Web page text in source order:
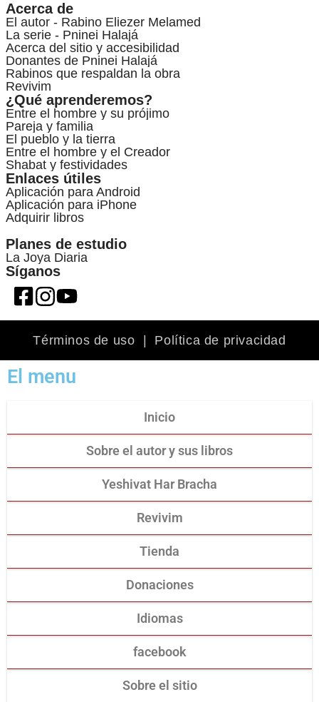
Acerca de
El autor - Rabino Eliezer Melamed
La serie - Pninei Halajá
Acerca del sitio y accesibilidad
Donantes de Pninei Halajá
Rabinos que respaldan la obra
Revivim
¿Qué aprenderemos?
Entre el hombre y su prójimo
Pareja y familia
El pueblo y la tierra
Entre el hombre y el Creador
Shabat y festividades
Enlaces útiles
Aplicación para Android
Aplicación para iPhone
Adquirir libros
Planes de estudio
La Joya Diaria
Síganos
Términos de uso Política de privacidad
El menu
Inicio
Sobre el autor y sus libros
Yeshivat Har Bracha
Revivim
Tienda
Donaciones
Idiomas
facebook
Sobre el sitio